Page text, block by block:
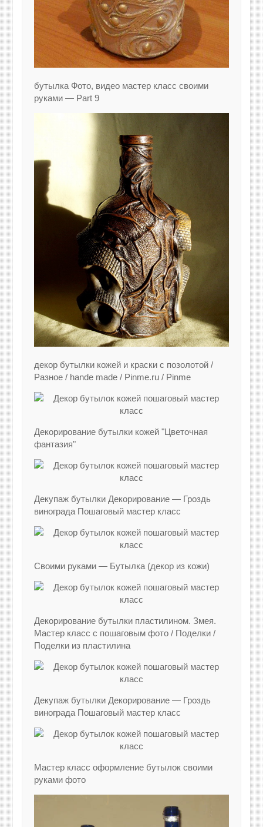
бутылка Фото, видео мастер класс своими
руками — Part 9
декор бутылки кожей и краски с позолотой /
Разное / hande made / Pinme.ru / Pinme
Декорирование бутылки кожей "Цветочная
фантазия"
Декупаж бутылки Декорирование — Гроздь
винограда Пошаговый мастер класс
Своими руками — Бутылка (декор из кожи)
Декорирование бутылки пластилином. Змея.
Мастер класс с пошаговым фото / Поделки /
Поделки из пластилина
Декупаж бутылки Декорирование — Гроздь
винограда Пошаговый мастер класс
Мастер класс оформление бутылок своими
руками фото